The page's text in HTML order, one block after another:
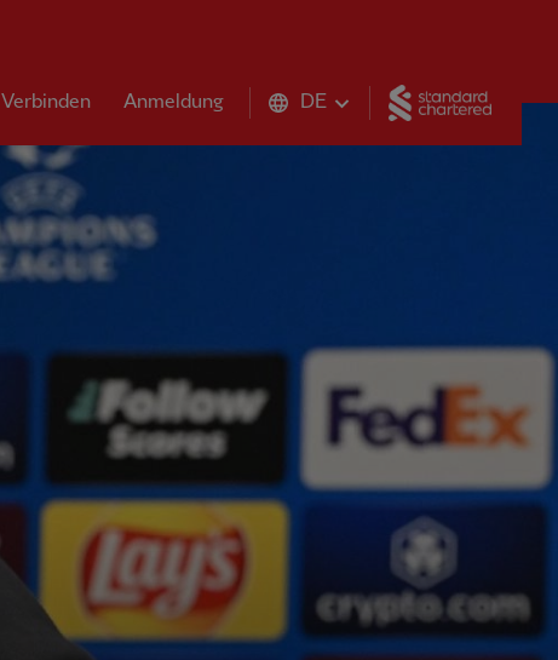
Verbinden Anmeldung DE